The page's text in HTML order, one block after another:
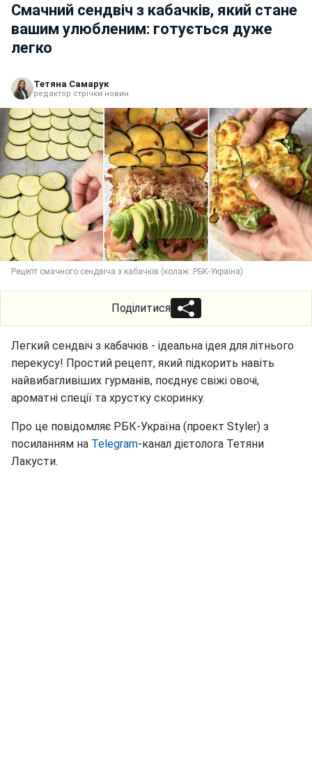
Смачний сендвіч з кабачків, який стане
вашим улюбленим: готується дуже
легко
Тетяна Самарук
редактор стрічки новин
Рецепт смачного сендвіча з кабачків (колаж: РБК-Україна)
Поділитися
Легкий сендвіч з кабачків - ідеальна ідея для літнього
перекусу! Простий рецепт, який підкорить навіть
найвибагливіших гурманів, поєднує свіжі овочі,
ароматні спеції та хрустку скоринку.
Про це повідомляє РБК-Україна (проект Styler) з
посиланням на Telegram-канал дієтолога Тетяни
Лакусти.